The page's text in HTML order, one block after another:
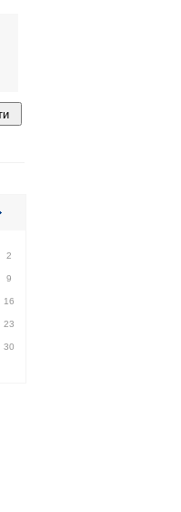
2
9
16
23
30